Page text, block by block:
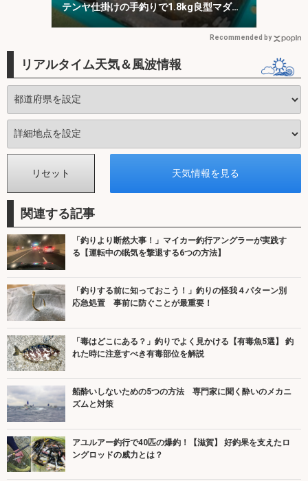
テンヤ仕掛けの手釣りで1.8kg良型マダ
コ！【川崎丸・東京湾】
Recommended by
リアルタイム天気＆風波情報
関連する記事
「釣りより断然大事！」マイカー釣行アングラーが実践す
る【運転中の眠気を撃退する6つの方法】
「釣りする前に知っておこう！」釣りの怪我４パターン別
応急処置 事前に防ぐことが最重要！
「毒はどこにある？」釣りでよく見かける【有毒魚5選】 釣
れた時に注意すべき有毒部位を解説
船酔いしないための5つの方法 専門家に聞く酔いのメカニ
ズムと対策
アユルアー釣行で40匹の爆釣！【滋賀】 好釣果を支えたロ
ングロッドの威力とは？